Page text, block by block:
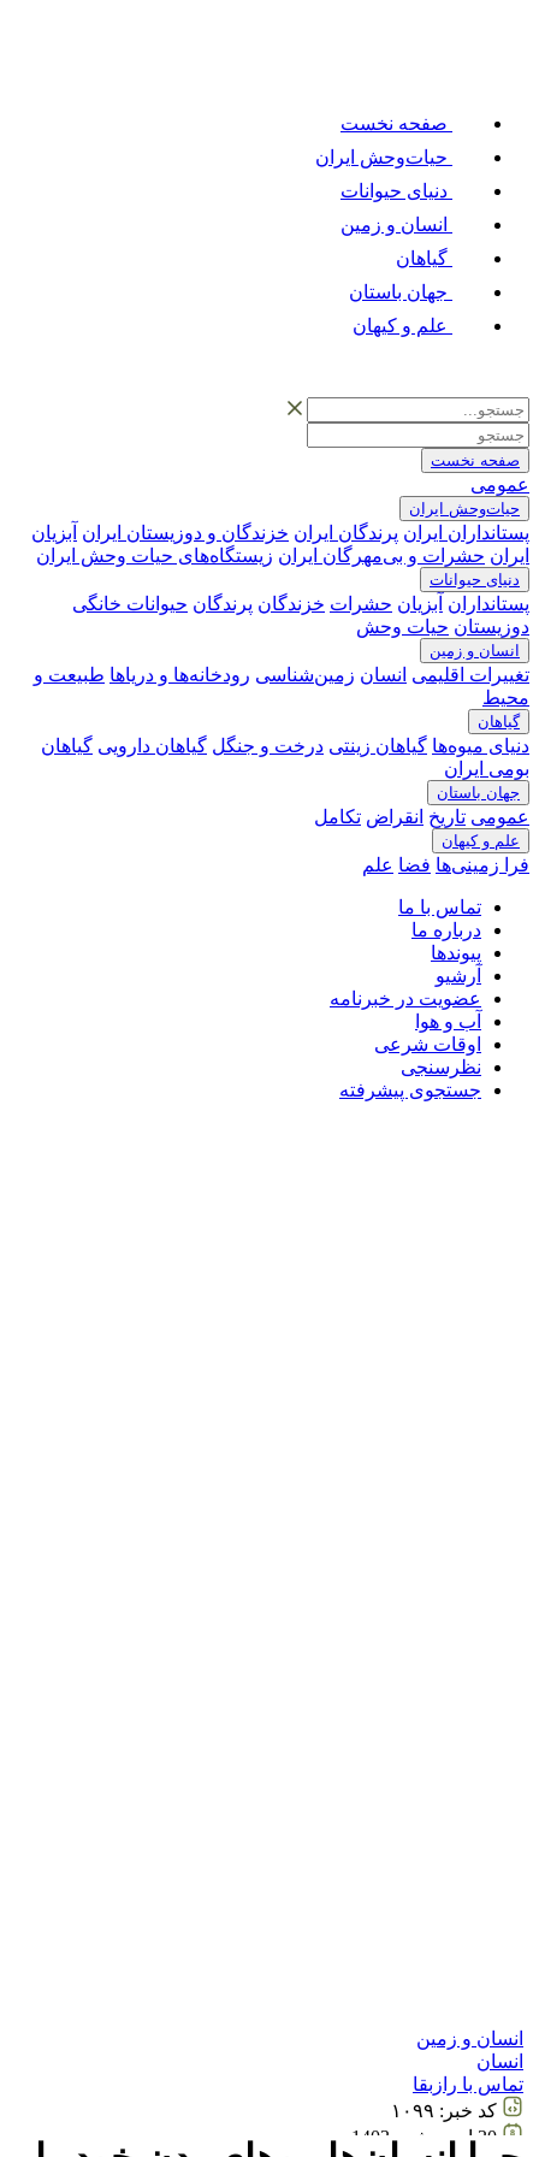
صفحه نخست
حیات‌وحش ایران
دنیای حیوانات
انسان و زمین
گیاهان
جهان باستان
علم و کیهان
صفحه نخست
عمومی
حیات‌وحش ایران
پستانداران ایران پرندگان ایران خزندگان و دوزیستان ایران آبزیان
ایران حشرات و بی‌مهرگان ایران زیستگاه‌های حیات وحش ایران
دنیای حیوانات
پستانداران آبزیان حشرات خزندگان پرندگان حیوانات خانگی
دوزیستان حیات وحش
انسان و زمین
تغییرات اقلیمی انسان زمین‌شناسی رودخانه‎‌ها و دریاها
طبیعت و
محیط
گیاهان
دنیای میوه‌ها گیاهان زینتی درخت و جنگل گیاهان دارویی گیاهان
بومی ایران
جهان باستان
عمومی تاریخ انقراض تکامل
علم و کیهان
فرا زمینی‌ها فضا علم
تماس با ما
درباره ما
پیوندها
آرشیو
عضویت در خبرنامه
آب و هوا
اوقات شرعی
نظرسنجی
جستجوی پیشرفته
انسان و زمین
انسان
تماس با رازبقا
کد خبر: ۱۰۹۹
30 ارديبهشت 1403